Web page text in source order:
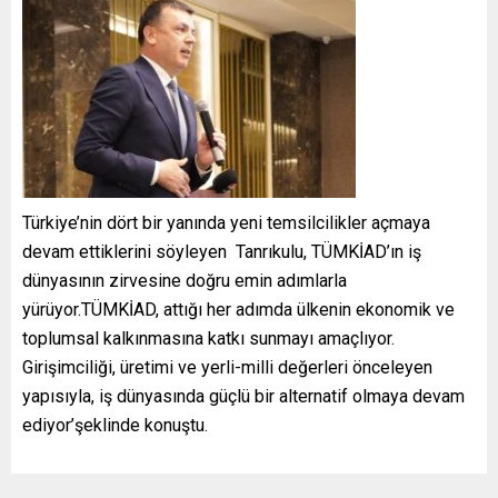
Türkiye’nin dört bir yanında yeni temsilcilikler açmaya
devam ettiklerini söyleyen Tanrıkulu, TÜMKİAD’ın iş
dünyasının zirvesine doğru emin adımlarla
yürüyor.TÜMKİAD, attığı her adımda ülkenin ekonomik ve
toplumsal kalkınmasına katkı sunmayı amaçlıyor.
Girişimciliği, üretimi ve yerli-milli değerleri önceleyen
yapısıyla, iş dünyasında güçlü bir alternatif olmaya devam
ediyor’şeklinde konuştu.